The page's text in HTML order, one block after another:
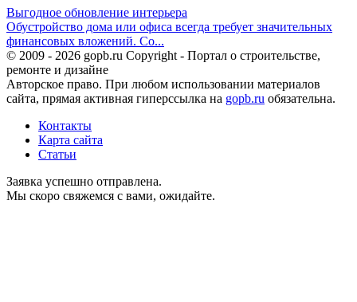
Выгодное обновление интерьера
Обустройство дома или офиса всегда требует значительных
финансовых вложений. Со...
© 2009 - 2026 gopb.ru Copyright - Портал о строительстве,
ремонте и дизайне
Авторское право. При любом использовании материалов
сайта, прямая активная гиперссылка на gopb.ru обязательна.
Контакты
Карта сайта
Статьи
Заявка успешно отправлена.
Мы скоро свяжемся с вами, ожидайте.